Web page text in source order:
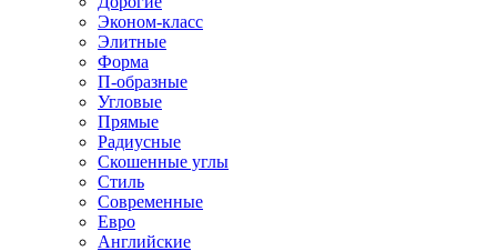
Эконом-класс
Элитные
Форма
П-образные
Угловые
Прямые
Радиусные
Скошенные углы
Стиль
Современные
Евро
Английские